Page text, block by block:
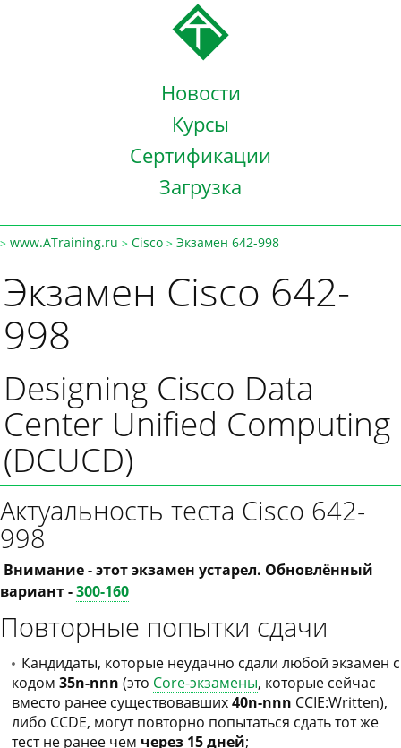
Новости
Курсы
Сертификации
Загрузка
> www.ATraining.ru > Cisco > Экзамен 642-998
Экзамен Cisco 642-
998
Designing Cisco Data
Center Unified Computing
(DCUCD)
Актуальность теста Cisco 642-
998
Внимание - этот экзамен устарел. Обновлённый
вариант -300-160
Повторные попытки сдачи
Кандидаты, которые неудачно сдали любой экзамен с
кодом 35n-nnn (это Core-экзамены, которые сейчас
вместо ранее существовавших40n-nnn CCIE:Written),
либо CCDE, могут повторно попытаться сдать тот же
тест не ранее чем через 15 дней;